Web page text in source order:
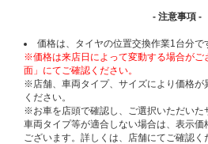
- 注意事項 -
価格は、タイヤの位置交換作業1台分で
※価格は来店日によって変動する場合がご
面」にてご確認ください。
※店舗、車両タイプ、サイズにより価格が
ください。
※お車を店頭で確認し、ご選択いただいた
車両タイプ等が適合しない場合は、表示
ございます。詳しくは、店舗にてご確認く